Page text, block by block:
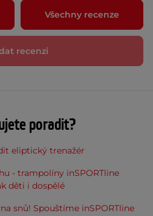
Všechny recenze
recenzi
poradit?
eliptický trenažér
- trampolíny inSPORTline
děti i dospělé
snů! Spouštíme inSPORTline